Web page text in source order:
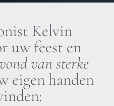
Kelvin
uw feest en
van sterke
eigen handen